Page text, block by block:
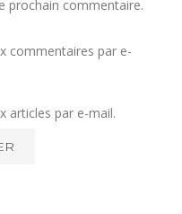
prochain commentaire.
commentaires par e-
articles par e-mail.